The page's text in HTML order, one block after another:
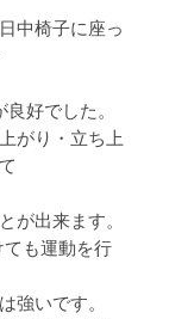
中椅子に座っ
好でした。
がり・立ち上
が出来ます。
も運動を行
強いです。